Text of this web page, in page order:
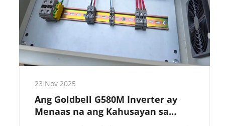
23 Nov 2025
Ang Goldbell G580M Inverter ay
Menaas na ang Kahusayan sa